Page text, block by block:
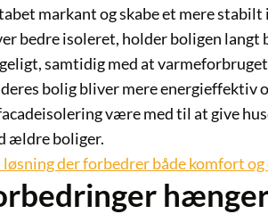
markant og skabe et mere
bedre isoleret, holder boligen langt
samtidig med at
bolig bliver mere
være med til at give
ældre boliger.
løsning der forbedrer både komfort